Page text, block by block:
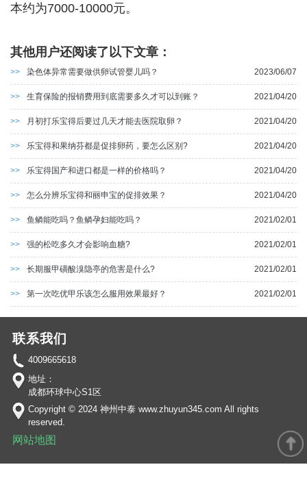
本约为7000-10000元。
其他用户还阅读了以下文章：
>> 染色体异常需要做供卵试管婴儿吗？ 2023/06/07
>> 生育保险的报销费用到底需要多久才可以到账？ 2021/04/20
>> 月初打乐宝得后要过几天才能去医院取卵？ 2021/04/20
>> 乐宝得和果纳芬都是促排卵药，要怎么区别? 2021/04/20
>> 乐宝得国产和进口都是一样的价格吗？ 2021/04/20
>> 怎么分辨乐宝得和丽申宝的促排效果？ 2021/04/20
>> 鱼鳞能吃吗？鱼鳞孕妇能吃吗？ 2021/02/01
>> 强的松吃多久才会影响血糖? 2021/02/01
>> 长期服甲磺酸溴隐亭的危害是什么? 2021/02/01
>> 第一次吃优甲乐该怎么服用效果最好？ 2021/02/01
联系我们
4009665618
地址：
成都环球中心S1区
Copyright © 2024 神州中泰 www.zhuyun345.com All rights
reserved.
网站地图